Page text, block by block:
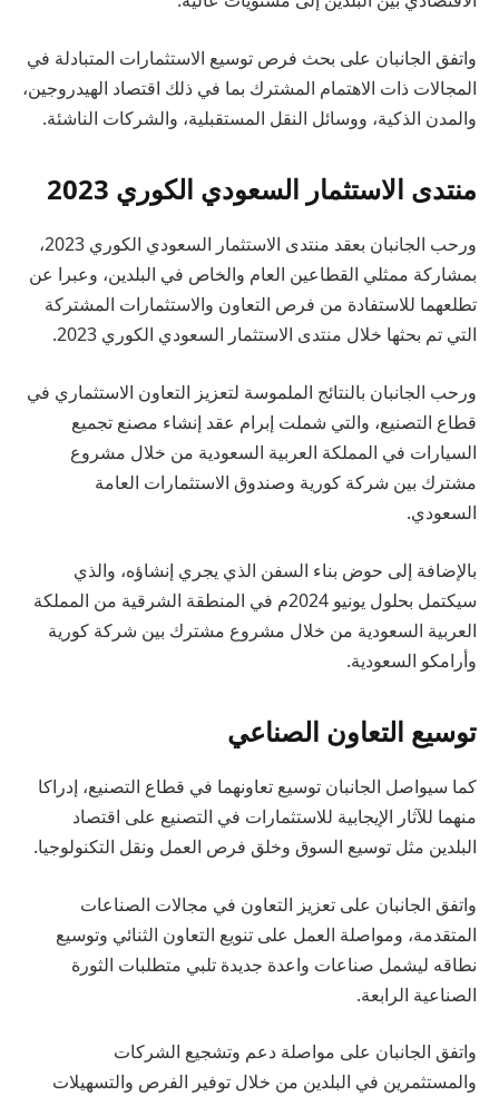
واتفق الجانبان على بحث فرص توسيع الاستثمارات المتبادلة في
المجالات ذات الاهتمام المشترك بما في ذلك اقتصاد الهيدروجين،
والمدن الذكية، ووسائل النقل المستقبلية، والشركات الناشئة.
منتدى الاستثمار السعودي الكوري 2023
ورحب الجانبان بعقد منتدى الاستثمار السعودي الكوري 2023،
بمشاركة ممثلي القطاعين العام والخاص في البلدين، وعبرا عن
تطلعهما للاستفادة من فرص التعاون والاستثمارات المشتركة
التي تم بحثها خلال منتدى الاستثمار السعودي الكوري 2023.
ورحب الجانبان بالنتائج الملموسة لتعزيز التعاون الاستثماري في
قطاع التصنيع، والتي شملت إبرام عقد إنشاء مصنع تجميع
السيارات في المملكة العربية السعودية من خلال مشروع
مشترك بين شركة كورية وصندوق الاستثمارات العامة
السعودي.
بالإضافة إلى حوض بناء السفن الذي يجري إنشاؤه، والذي
سيكتمل بحلول يونيو 2024م في المنطقة الشرقية من المملكة
العربية السعودية من خلال مشروع مشترك بين شركة كورية
وأرامكو السعودية.
توسيع التعاون الصناعي
كما سيواصل الجانبان توسيع تعاونهما في قطاع التصنيع، إدراكا
منهما للآثار الإيجابية للاستثمارات في التصنيع على اقتصاد
البلدين مثل توسيع السوق وخلق فرص العمل ونقل التكنولوجيا.
واتفق الجانبان على تعزيز التعاون في مجالات الصناعات
المتقدمة، ومواصلة العمل على تنويع التعاون الثنائي وتوسيع
نطاقه ليشمل صناعات واعدة جديدة تلبي متطلبات الثورة
الصناعية الرابعة.
واتفق الجانبان على مواصلة دعم وتشجيع الشركات
والمستثمرين في البلدين من خلال توفير الفرص والتسهيلات